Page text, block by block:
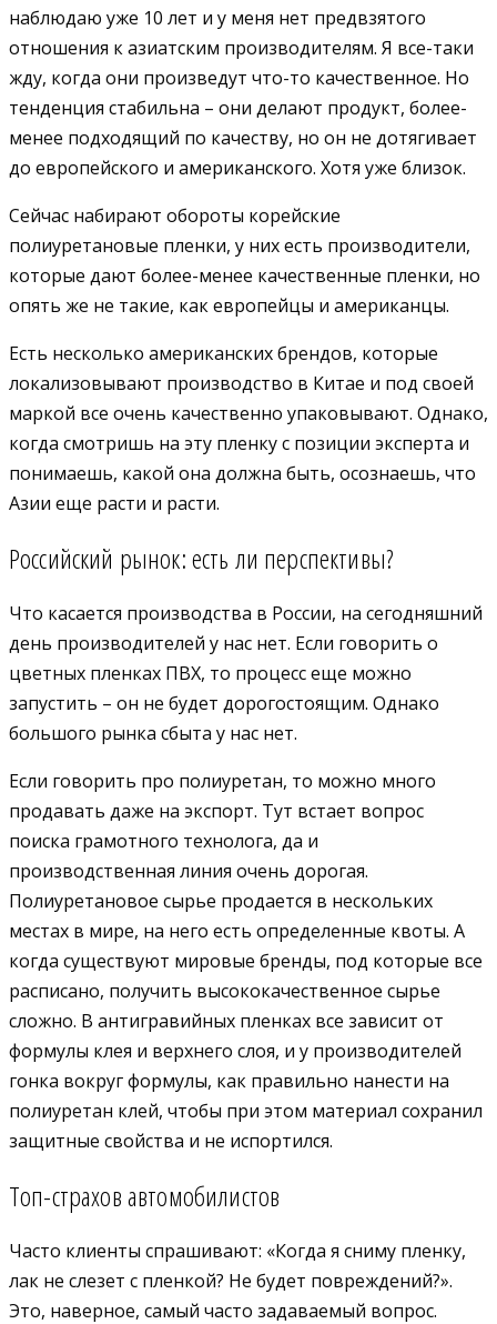
наблюдаю уже 10 лет и у меня нет предвзятого
отношения к азиатским производителям. Я все-таки
жду, когда они произведут что-то качественное. Но
тенденция стабильна – они делают продукт, более-
менее подходящий по качеству, но он не дотягивает
до европейского и американского. Хотя уже близок.
Сейчас набирают обороты корейские
полиуретановые пленки, у них есть производители,
которые дают более-менее качественные пленки, но
опять же не такие, как европейцы и американцы.
Есть несколько американских брендов, которые
локализовывают производство в Китае и под своей
маркой все очень качественно упаковывают. Однако,
когда смотришь на эту пленку с позиции эксперта и
понимаешь, какой она должна быть, осознаешь, что
Азии еще расти и расти.
Российский рынок: есть ли перспективы?
Что касается производства в России, на сегодняшний
день производителей у нас нет. Если говорить о
цветных пленках ПВХ, то процесс еще можно
запустить – он не будет дорогостоящим. Однако
большого рынка сбыта у нас нет.
Если говорить про полиуретан, то можно много
продавать даже на экспорт. Тут встает вопрос
поиска грамотного технолога, да и
производственная линия очень дорогая.
Полиуретановое сырье продается в нескольких
местах в мире, на него есть определенные квоты. А
когда существуют мировые бренды, под которые все
расписано, получить высококачественное сырье
сложно. В антигравийных пленках все зависит от
формулы клея и верхнего слоя, и у производителей
гонка вокруг формулы, как правильно нанести на
полиуретан клей, чтобы при этом материал сохранил
защитные свойства и не испортился.
Топ-страхов автомобилистов
Часто клиенты спрашивают: «Когда я сниму пленку,
лак не слезет с пленкой? Не будет повреждений?».
Это, наверное, самый часто задаваемый вопрос.